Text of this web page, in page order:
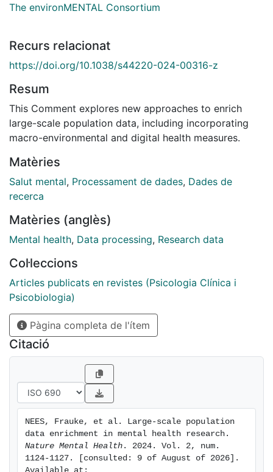
The environMENTAL Consortium
Recurs relacionat
https://doi.org/10.1038/s44220-024-00316-z
Resum
This Comment explores new approaches to enrich
large-scale population data, including incorporating
macro-environmental and digital health measures.
Matèries
Salut mental, Processament de dades, Dades de
recerca
Matèries (anglès)
Mental health, Data processing, Research data
Col·leccions
Articles publicats en revistes (Psicologia Clínica i
Psicobiologia)
Pàgina completa de l'ítem
Citació
NEES, Frauke, et al. Large-scale population
Nature Mental Health . 2024. Vol. 2, num.
1124-1127. [consulted: 9 of August of 2026].